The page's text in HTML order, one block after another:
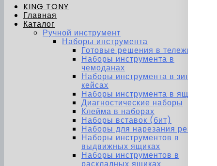
KING TONY
Главная
Каталог
Ручной инструмент
Наборы инструмента
Готовые решения в тележках
Наборы инструмента в
чемоданах
Наборы инструмента в зип-
кейсах
Наборы инструмента в ящиках
Диагностические наборы
Клейма в наборах
Наборы вставок (бит)
Наборы для нарезания резьбы
Наборы инструментов в
выдвижных ящиках
Наборы инструментов в
раскладных ящиках